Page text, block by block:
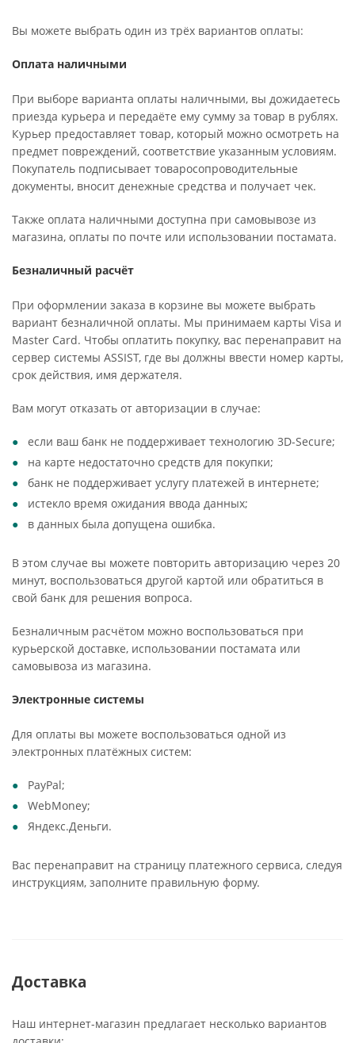
Вы можете выбрать один из трёх вариантов оплаты:
Оплата наличными
При выборе варианта оплаты наличными, вы дожидаетесь
приезда курьера и передаёте ему сумму за товар в рублях.
Курьер предоставляет товар, который можно осмотреть на
предмет повреждений, соответствие указанным условиям.
Покупатель подписывает товаросопроводительные
документы, вносит денежные средства и получает чек.
Также оплата наличными доступна при самовывозе из
магазина, оплаты по почте или использовании постамата.
Безналичный расчёт
При оформлении заказа в корзине вы можете выбрать
вариант безналичной оплаты. Мы принимаем карты Visa и
Master Card. Чтобы оплатить покупку, вас перенаправит на
сервер системы ASSIST, где вы должны ввести номер карты,
срок действия, имя держателя.
Вам могут отказать от авторизации в случае:
если ваш банк не поддерживает технологию 3D-Secure;
на карте недостаточно средств для покупки;
банк не поддерживает услугу платежей в интернете;
истекло время ожидания ввода данных;
в данных была допущена ошибка.
В этом случае вы можете повторить авторизацию через 20
минут, воспользоваться другой картой или обратиться в
свой банк для решения вопроса.
Безналичным расчётом можно воспользоваться при
курьерской доставке, использовании постамата или
самовывоза из магазина.
Электронные системы
Для оплаты вы можете воспользоваться одной из
электронных платёжных систем:
PayPal;
WebMoney;
Яндекс.Деньги.
Вас перенаправит на страницу платежного сервиса, следуя
инструкциям, заполните правильную форму.
Доставка
Наш интернет-магазин предлагает несколько вариантов